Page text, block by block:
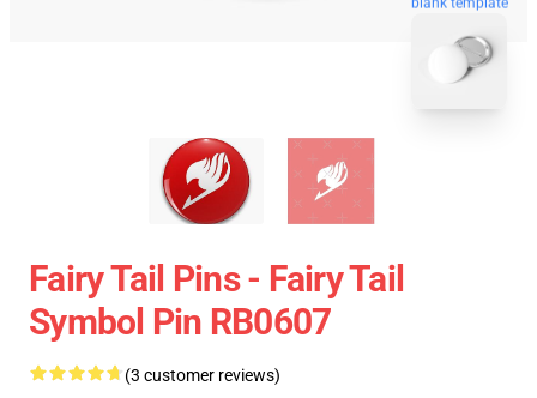
Fairy Tail Pins - Fairy Tail
Symbol Pin RB0607
(3 customer reviews)